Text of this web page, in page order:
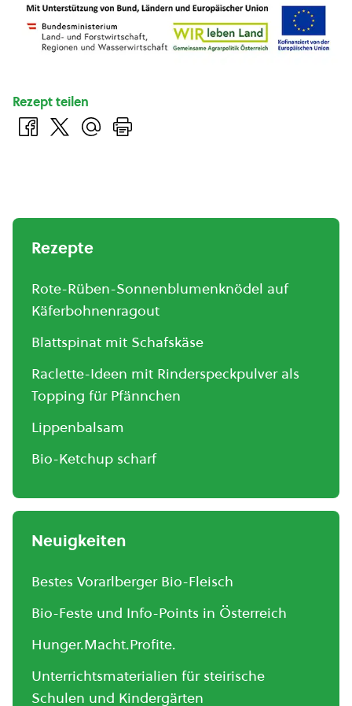
Rezept teilen
Rezepte
Rote-Rüben-Sonnenblumenknödel auf
Käferbohnenragout
Blattspinat mit Schafskäse
Raclette-Ideen mit Rinderspeckpulver als
Topping für Pfännchen
Lippenbalsam
Bio-Ketchup scharf
Neuigkeiten
Bestes Vorarlberger Bio-Fleisch
Bio-Feste und Info-Points in Österreich
Hunger.Macht.Profite.
Unterrichtsmaterialien für steirische
Schulen und Kindergärten